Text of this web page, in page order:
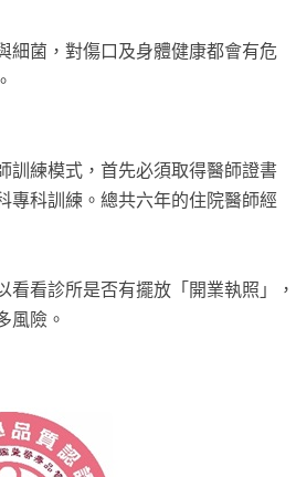
細菌，對傷口及身體健康都會有危
訓練模式，首先必須取得醫師證書
專科訓練。總共六年的住院醫師經
看診所是否有擺放「開業執照」，
風險。